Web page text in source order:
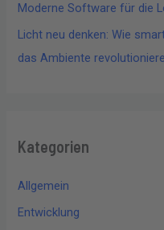
Moderne Software für die
Licht neu denken: Wie
das Ambiente
Kategorien
Allgemein
Entwicklung